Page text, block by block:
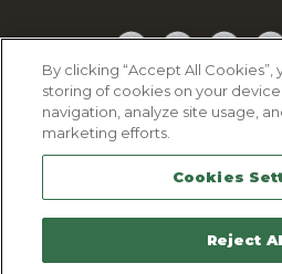
Facebook
Twitter
Politique
Politique de
Mentions
Plan du
Contactez-
By clicking “Accept All
storing of cookies on your
navigation, analyze site usage,
marketing efforts.
Cookies
Reject